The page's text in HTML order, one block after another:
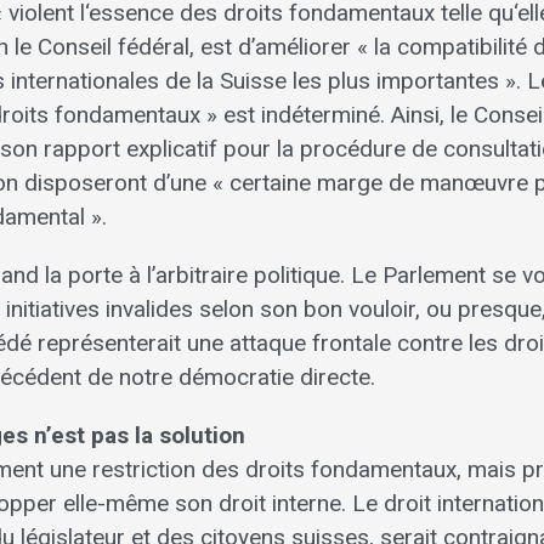
l‘essence des droits fondamentaux telle
Conseil fédéral, est d’améliorer « la compatibilité
de la Suisse les plus importantes ».
fondamentaux » est indéterminé. Ainsi, le
rapport explicatif pour la procédure de
disposeront d’une « certaine marge de manœuvre
».
la porte à l’arbitraire politique. Le Parlement se
invalides selon son bon vouloir, ou
représenterait une attaque frontale contre les
de notre démocratie directe.
n’est pas la solution
une restriction des droits fondamentaux, mais
elle-même son droit interne. Le droit
législateur et des citoyens suisses, serait